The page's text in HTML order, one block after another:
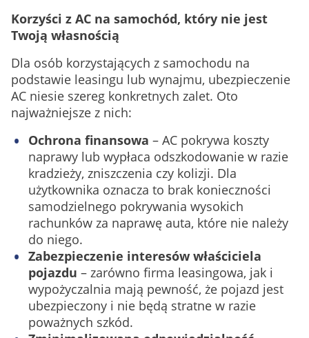
Korzyści z AC na samochód, który nie jest
Twoją własnością
Dla osób korzystających z samochodu na
podstawie leasingu lub wynajmu, ubezpieczenie
AC niesie szereg konkretnych zalet. Oto
najważniejsze z nich:
Ochrona finansowa – AC pokrywa koszty
naprawy lub wypłaca odszkodowanie w razie
kradzieży, zniszczenia czy kolizji. Dla
użytkownika oznacza to brak konieczności
samodzielnego pokrywania wysokich
rachunków za naprawę auta, które nie należy
do niego.
Zabezpieczenie interesów właściciela
pojazdu – zarówno firma leasingowa, jak i
wypożyczalnia mają pewność, że pojazd jest
ubezpieczony i nie będą stratne w razie
poważnych szkód.